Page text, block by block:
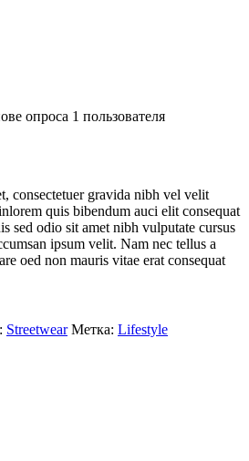
опроса 1 пользователя
consectetuer gravida nibh vel velit
quis bibendum auci elit consequat
sed odio sit amet nibh vulputate cursus
ipsum velit. Nam nec tellus a
oed non mauris vitae erat consequat
Streetwear Метка: Lifestyle